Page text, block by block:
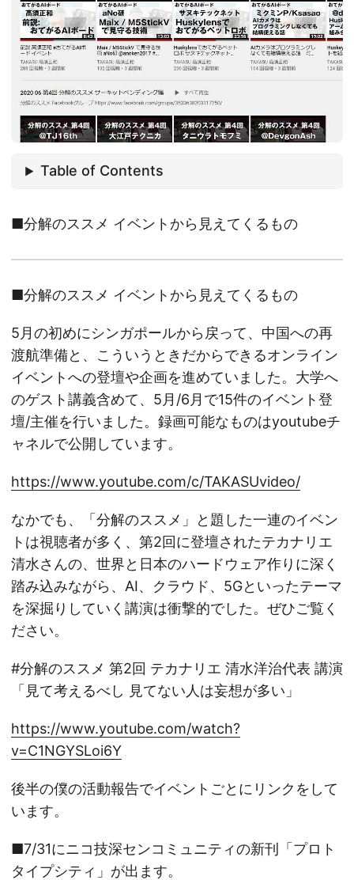
Table of Contents
■分解のススメ イベントから見えてくるもの
■分解のススメ イベントから見えてくるもの
5月の初めにシンガポールから戻って、中国への再
渡航準備と、こういうときだからできるオンライン
イベントへの登壇や企画を進めていました。大学へ
のゲスト講義含めて、5月/6月で15件のイベント登
壇/主催を行いました。録画可能なものはyoutubeチ
ャネルで公開しています。
https://www.youtube.com/c/TAKASUvideo/
なかでも、「分解のススメ」と題した一連のイベン
トは視聴者が多く、第2回に登壇されたテカナリエ
清水さんの、世界と日本のハードウェア作りに深く
踏み込みながら、AI、クラウド、5Gといったテーマ
を深掘りしていく講演は衝撃的でした。ぜひご覧く
ださい。
#分解のススメ 第2回 テカナリエ 清水洋治代表 講演
「見て考えるべし 見てない人は妄想が多い」
https://www.youtube.com/watch?
v=C1NGYSLoi6Y
後半の僕の活動報告でイベントごとにリンクをして
います。
■7/31にニコ技深センコミュニティの新刊「プロト
タイプシティ」が出ます。